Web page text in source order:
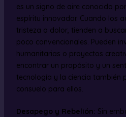
es un signo de aire conocido
espíritu innovador. Cuando los
tristeza o dolor, tienden a
poco convencionales. Pueden
humanitarias o proyectos
encontrar un propósito y un
tecnología y la ciencia también
consuelo para ellos.
Desapego y Rebelión: Sin